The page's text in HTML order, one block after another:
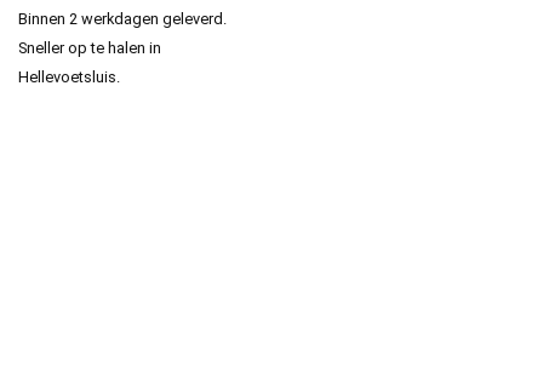
Binnen 2 werkdagen geleverd.
Sneller op te halen in
Hellevoetsluis.